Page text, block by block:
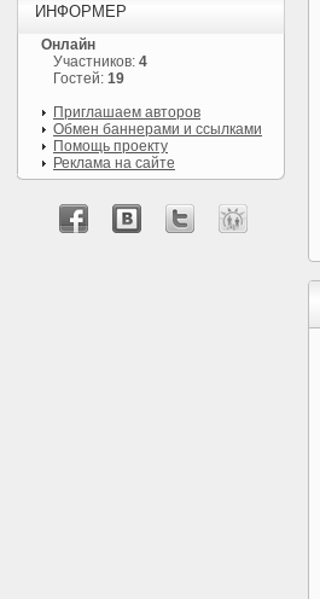
ИНФОРМЕР
Онлайн
Участников: 4
Гостей: 19
Приглашаем авторов
Обмен баннерами и ссылками
Помощь проекту
Реклама на сайте